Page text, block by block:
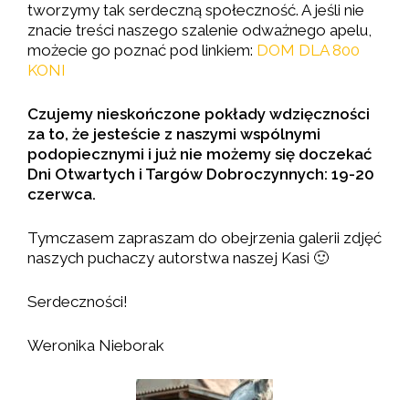
tworzymy tak serdeczną społeczność. A jeśli nie
znacie treści naszego szalenie odważnego apelu,
możecie go poznać pod linkiem: DOM DLA 800
KONI
Czujemy nieskończone pokłady wdzięczności
za to, że jesteście z naszymi wspólnymi
podopiecznymi i już nie możemy się doczekać
Dni Otwartych i Targów Dobroczynnych: 19-20
czerwca.
Tymczasem zapraszam do obejrzenia galerii zdjęć
naszych puchaczy autorstwa naszej Kasi 🙂
Serdeczności!
Weronika Nieborak